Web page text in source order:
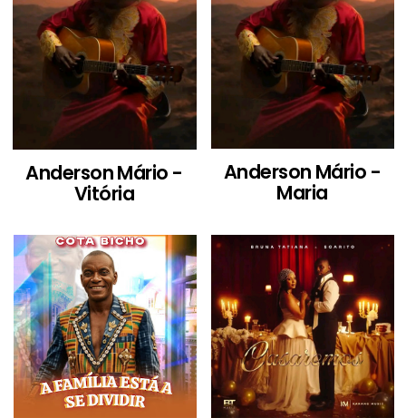
Anderson Mário -
Vitória
Anderson Mário -
Maria